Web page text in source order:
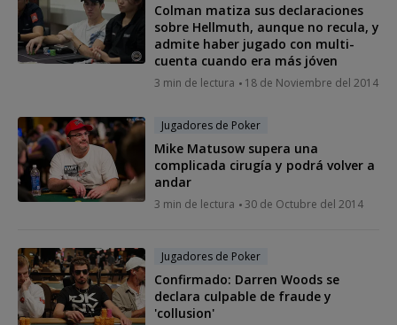
Colman matiza sus declaraciones
sobre Hellmuth, aunque no recula, y
admite haber jugado con multi-
cuenta cuando era más jóven
3 min de lectura 18 de Noviembre del 2014
Jugadores de Poker
Mike Matusow supera una
complicada cirugía y podrá volver a
andar
3 min de lectura 30 de Octubre del 2014
Jugadores de Poker
Confirmado: Darren Woods se
declara culpable de fraude y
'collusion'